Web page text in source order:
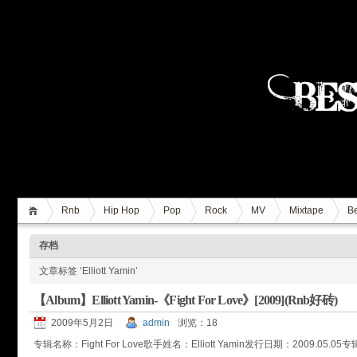
Rnb Hip Hop Pop Rock MV Mixtape
存档
文章标签 ‘Elliott Yamin’
【Album】Elliott Yamin-《Fight For Love》[2009](Rnb好砖)
2009年5月2日 admin
浏览：18
专辑名称：Fight For Love歌手姓名：Elliott Yamin发行日期：2009.05.05专